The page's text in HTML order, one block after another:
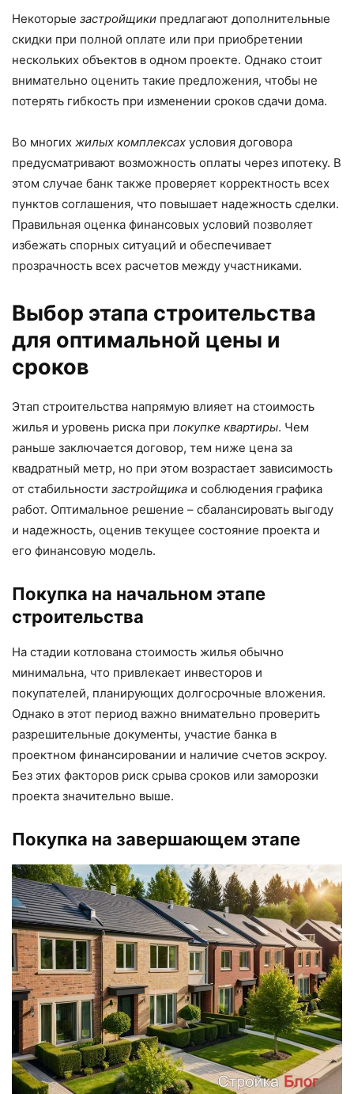
Некоторые застройщики предлагают дополнительные
скидки при полной оплате или при приобретении
нескольких объектов в одном проекте. Однако стоит
внимательно оценить такие предложения, чтобы не
потерять гибкость при изменении сроков сдачи дома.
Во многих жилых комплексах условия договора
предусматривают возможность оплаты через ипотеку. В
этом случае банк также проверяет корректность всех
пунктов соглашения, что повышает надежность сделки.
Правильная оценка финансовых условий позволяет
избежать спорных ситуаций и обеспечивает
прозрачность всех расчетов между участниками.
Выбор этапа строительства
для оптимальной цены и
сроков
Этап строительства напрямую влияет на стоимость
жилья и уровень риска при покупке квартиры. Чем
раньше заключается договор, тем ниже цена за
квадратный метр, но при этом возрастает зависимость
от стабильности застройщика и соблюдения графика
работ. Оптимальное решение – сбалансировать выгоду
и надежность, оценив текущее состояние проекта и
его финансовую модель.
Покупка на начальном этапе
строительства
На стадии котлована стоимость жилья обычно
минимальна, что привлекает инвесторов и
покупателей, планирующих долгосрочные вложения.
Однако в этот период важно внимательно проверить
разрешительные документы, участие банка в
проектном финансировании и наличие счетов эскроу.
Без этих факторов риск срыва сроков или заморозки
проекта значительно выше.
Покупка на завершающем этапе